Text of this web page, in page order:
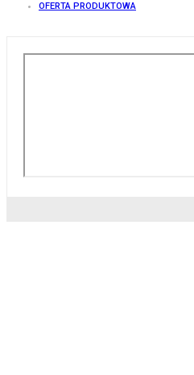
OFERTA PRODUKTOWA